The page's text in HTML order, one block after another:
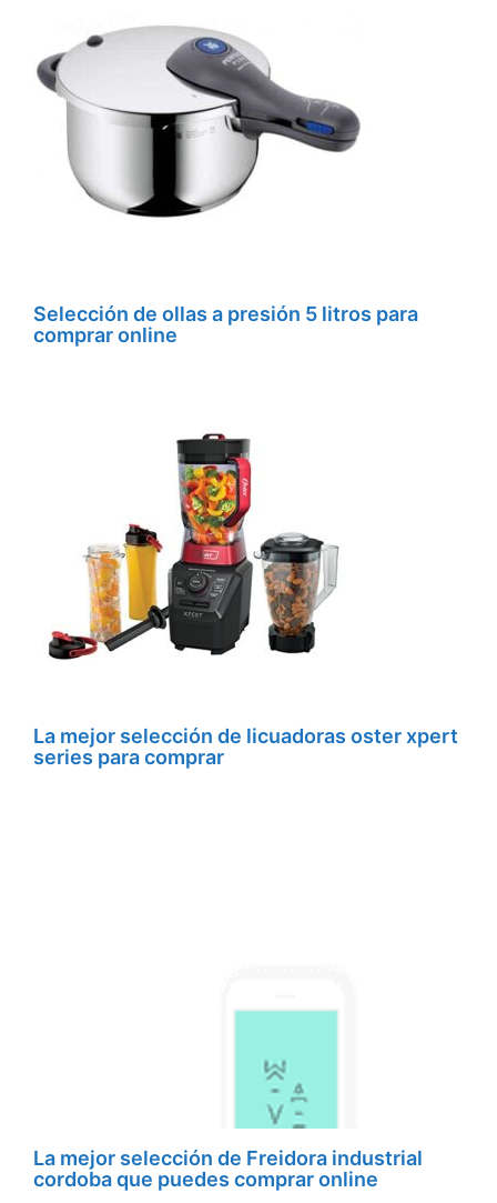
Selección de ollas a presión 5 litros para
comprar online
La mejor selección de licuadoras oster xpert
series para comprar
La mejor selección de Freidora industrial
cordoba que puedes comprar online